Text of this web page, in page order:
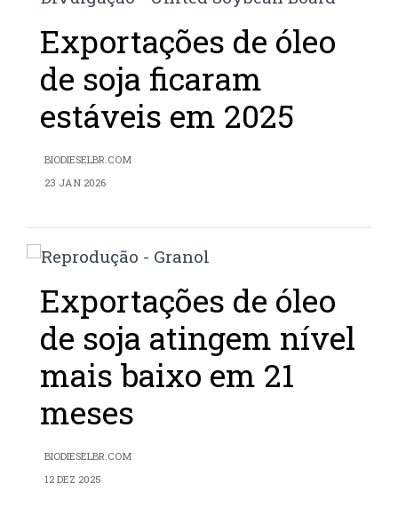
Exportações de óleo
de soja ficaram
estáveis em 2025
BIODIESELBR.COM
23 JAN 2026
Exportações de óleo
de soja atingem nível
mais baixo em 21
meses
BIODIESELBR.COM
12 DEZ 2025